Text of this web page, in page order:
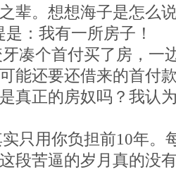
辈。想想海子是怎么
：我有一所房子！
凑个首付买了房，一
能还要还借来的首付
真正的房奴吗？我认
只用你负担前10年。
段苦逼的岁月真的没